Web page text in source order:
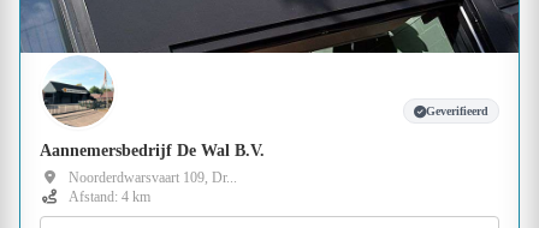
Geverifieerd
Aannemersbedrijf De Wal B.V.
Noorderdwarsvaart 109, Dr...
Afstand: 4 km